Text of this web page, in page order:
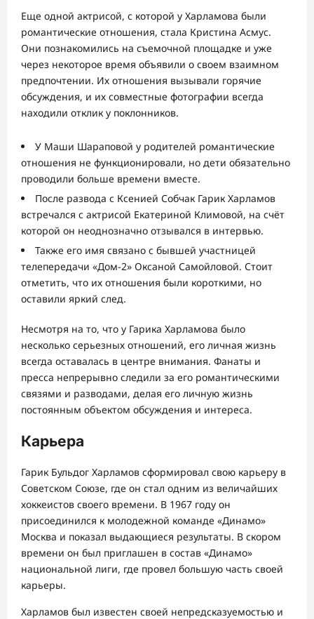
Еще одной актрисой, с которой у Харламова были
романтические отношения, стала Кристина Асмус.
Они познакомились на съемочной площадке и уже
через некоторое время объявили о своем взаимном
предпочтении. Их отношения вызывали горячие
обсуждения, и их совместные фотографии всегда
находили отклик у поклонников.
У Маши Шараповой у родителей романтические
отношения не функционировали, но дети обязательно
проводили больше времени вместе.
После развода с Ксенией Собчак Гарик Харламов
встречался с актрисой Екатериной Климовой, на счёт
которой он неоднозначно отзывался в интервью.
Также его имя связано с бывшей участницей
телепередачи «Дом-2» Оксаной Самойловой. Стоит
отметить, что их отношения были короткими, но
оставили яркий след.
Несмотря на то, что у Гарика Харламова было
несколько серьезных отношений, его личная жизнь
всегда оставалась в центре внимания. Фанаты и
пресса непрерывно следили за его романтическими
связями и разводами, делая его личную жизнь
постоянным объектом обсуждения и интереса.
Карьера
Гарик Бульдог Харламов сформировал свою карьеру в
Советском Союзе, где он стал одним из величайших
хоккеистов своего времени. В 1967 году он
присоединился к молодежной команде «Динамо»
Москва и показал выдающиеся результаты. В скором
времени он был приглашен в состав «Динамо»
национальной лиги, где провел большую часть своей
карьеры.
Харламов был известен своей непредсказуемостью и